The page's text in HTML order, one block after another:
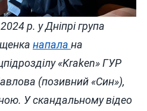
р. у Дніпрі група
напала на
«Kraken» ГУР
(позивний «Син»),
У скандальному відео